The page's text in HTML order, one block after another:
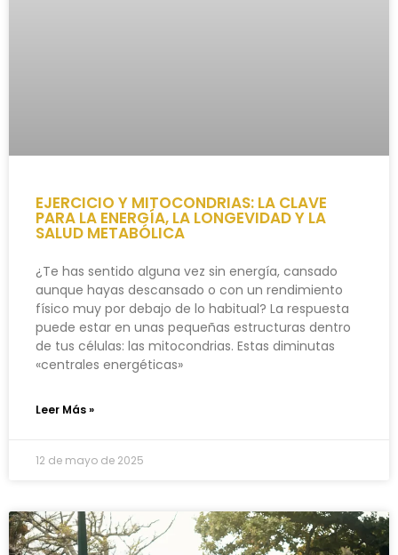
EJERCICIO Y MITOCONDRIAS: LA CLAVE
PARA LA ENERGÍA, LA LONGEVIDAD Y LA
SALUD METABÓLICA
¿Te has sentido alguna vez sin energía, cansado
aunque hayas descansado o con un rendimiento
físico muy por debajo de lo habitual? La respuesta
puede estar en unas pequeñas estructuras dentro
de tus células: las mitocondrias. Estas diminutas
«centrales energéticas»
Leer Más »
12 de mayo de 2025